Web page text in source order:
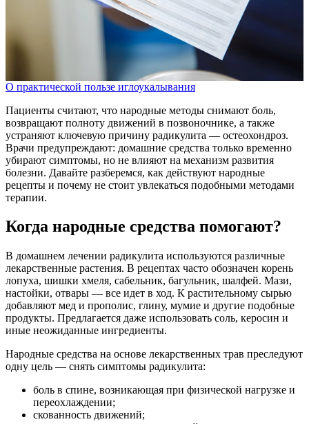
О практической пользе иглоукалывания
Пациенты считают, что народные методы снимают боль,
возвращают полноту движений в позвоночнике, а также
устраняют ключевую причину радикулита — остеохондроз.
Врачи предупреждают: домашние средства только временно
убирают симптомы, но не влияют на механизм развития
болезни. Давайте разберемся, как действуют народные
рецепты и почему не стоит увлекаться подобными методами
терапии.
Когда народные средства помогают?
В домашнем лечении радикулита используются различные
лекарственные растения. В рецептах часто обозначен корень
лопуха, шишки хмеля, сабельник, багульник, шалфей. Мази,
настойки, отвары — все идет в ход. К растительному сырью
добавляют мед и прополис, глину, мумие и другие подобные
продукты. Предлагается даже использовать соль, керосин и
иные неожиданные ингредиенты.
Народные средства на основе лекарственных трав преследуют
одну цель — снять симптомы радикулита:
боль в спине, возникающая при физической нагрузке и
переохлаждении;
скованность движений;